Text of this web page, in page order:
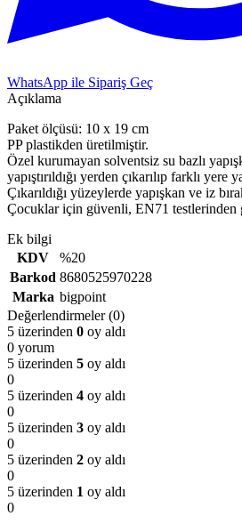
WhatsApp ile Sipariş Geç
Açıklama
Paket ölçüsü: 10 x 19 cm
PP plastikden üretilmiştir.
Özel kurumayan solventsiz su bazlı
yapıştırıldığı yerden çıkarılıp farklı yere
Çıkarıldığı yüzeylerde yapışkan ve iz
Çocuklar için güvenli, EN71 testlerinden
Ek bilgi
KDV
%20
Barkod 8680525970228
Marka bigpoint
Değerlendirmeler (0)
5 üzerinden 0 oy aldı
0 yorum
5 üzerinden 5 oy aldı
0
5 üzerinden 4 oy aldı
0
5 üzerinden 3 oy aldı
0
5 üzerinden 2 oy aldı
0
5 üzerinden 1 oy aldı
0